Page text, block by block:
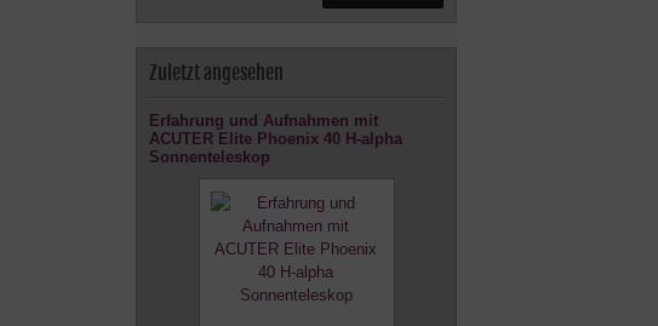
Zuletzt angesehen
Erfahrung und Aufnahmen mit
ACUTER Elite Phoenix 40 H-alpha
Sonnenteleskop